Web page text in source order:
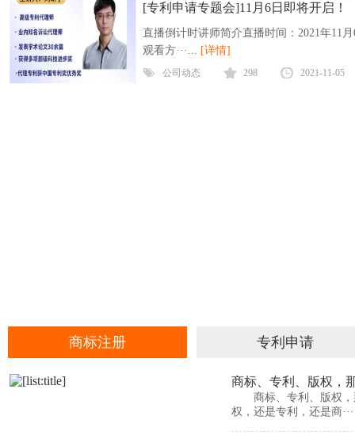
[专利申请专题会]11月6日即将开启！
直播倒计时讲师简介直播时间：2021年11
观看方···... [详情]
公司动态 298 2021-11-05
商标注册 专利申请
商标、专利、版权，
商标、专利、版权，
权，还是专利，还是商···